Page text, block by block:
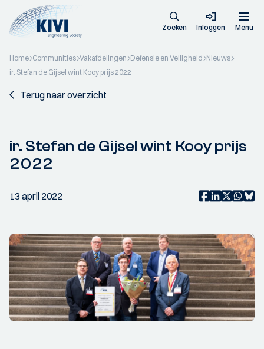
Zoeken Inloggen Menu
Home Communities Vakafdelingen Defensie en Veiligheid Nieuws
ir. Stefan de Gijsel wint Kooy prijs 2022
Terug naar overzicht
ir. Stefan de Gijsel wint Kooy prijs
2022
13 april 2022